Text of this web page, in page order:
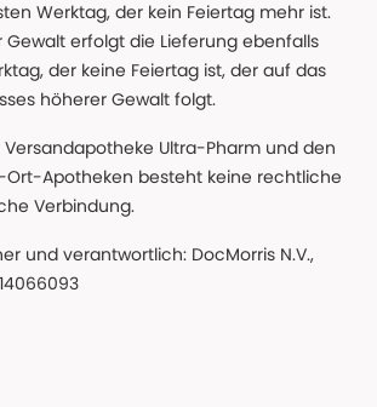
Werktag, der kein Feiertag mehr ist.
Gewalt erfolgt die Lieferung ebenfalls
der keine Feiertag ist, der auf das
höherer Gewalt folgt.
Ultra-Pharm und den
Ort-Apotheken besteht keine rechtliche
Verbindung.
und verantwortlich: DocMorris N.V.,